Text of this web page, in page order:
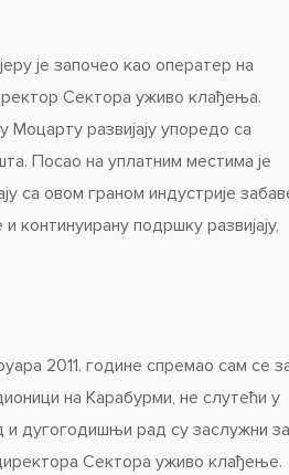
је започео као оператер на
Сектора уживо клађења.
развијају упоредо са
Посао на уплатним местима је
са овом граном индустрије
континуирану подршку развијају,
2011. године спремао сам се
на Карабурми, не слутећи у
и дугогодишњи рад су заслужни за
Сектора уживо клађење.